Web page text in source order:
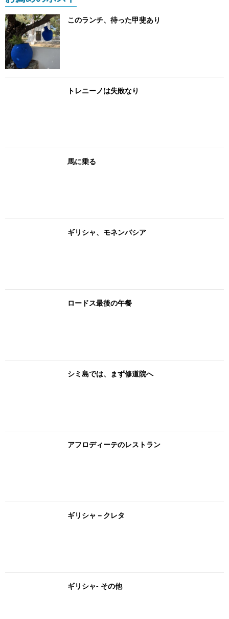
このランチ、待った甲斐あり
トレニーノは失敗なり
馬に乗る
ギリシャ、モネンバシア
ロードス最後の午餐
シミ島では、まず修道院へ
アフロディーテのレストラン
ギリシャ－クレタ
ギリシャ- その他